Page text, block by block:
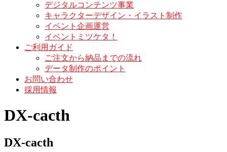
デジタルコンテンツ事業
キャラクターデザイン・イラスト制作
イベント企画運営
イベントミツケタ！
ご利用ガイド
ご注文から納品までの流れ
データ制作のポイント
お問い合わせ
採用情報
DX-cacth
DX-cacth